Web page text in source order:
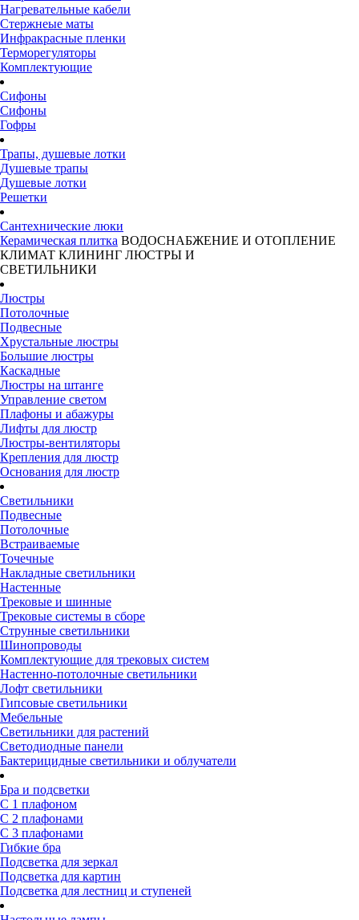
Нагревательные кабели
Стержнеые маты
Инфракрасные пленки
Терморегуляторы
Комплектующие
Сифоны
Сифоны
Гофры
Трапы, душевые лотки
Душевые трапы
Душевые лотки
Решетки
Сантехнические люки
Керамическая плитка ВОДОСНАБЖЕНИЕ И ОТОПЛЕНИЕ
КЛИМАТ КЛИНИНГ ЛЮСТРЫ И
СВЕТИЛЬНИКИ
Люстры
Потолочные
Подвесные
Хрустальные люстры
Большие люстры
Каскадные
Люстры на штанге
Управление светом
Плафоны и абажуры
Лифты для люстр
Люстры-вентиляторы
Крепления для люстр
Основания для люстр
Светильники
Подвесные
Потолочные
Встраиваемые
Точечные
Накладные светильники
Настенные
Трековые и шинные
Трековые системы в сборе
Струнные светильники
Шинопроводы
Комплектующие для трековых систем
Настенно-потолочные светильники
Лофт светильники
Гипсовые светильники
Мебельные
Светильники для растений
Светодиодные панели
Бактерицидные светильники и облучатели
Бра и подсветки
С 1 плафоном
С 2 плафонами
С 3 плафонами
Гибкие бра
Подсветка для зеркал
Подсветка для картин
Подсветка для лестниц и ступеней